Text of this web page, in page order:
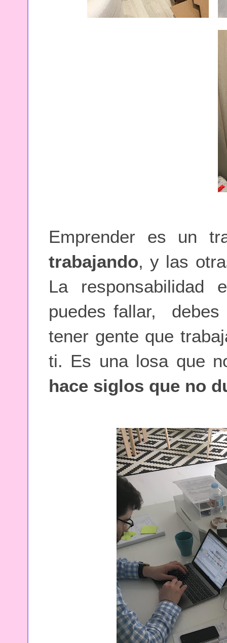
Emprender es un
trabajando, y las
La responsabilidad
puedes fallar, debes
tener gente que
ti. Es una losa que
hace siglos que no